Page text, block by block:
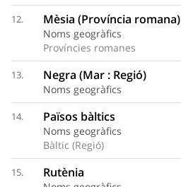
12. Mèsia (Província romana)
Noms geogràfics
Províncies romanes
13. Negra (Mar : Regió)
Noms geogràfics
14. Països bàltics
Noms geogràfics
Bàltic (Regió)
15. Rutènia